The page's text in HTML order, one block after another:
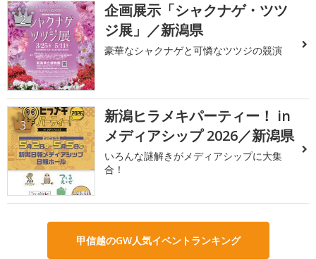
2
企画展示「シャクナゲ・ツツ
ジ展」／新潟県
豪華なシャクナゲと可憐なツツジの競演
3
新潟ヒラメキパーティー！ in
メディアシップ 2026／新潟県
いろんな謎解きがメディアシップに大集
合！
甲信越のGW人気イベントランキング